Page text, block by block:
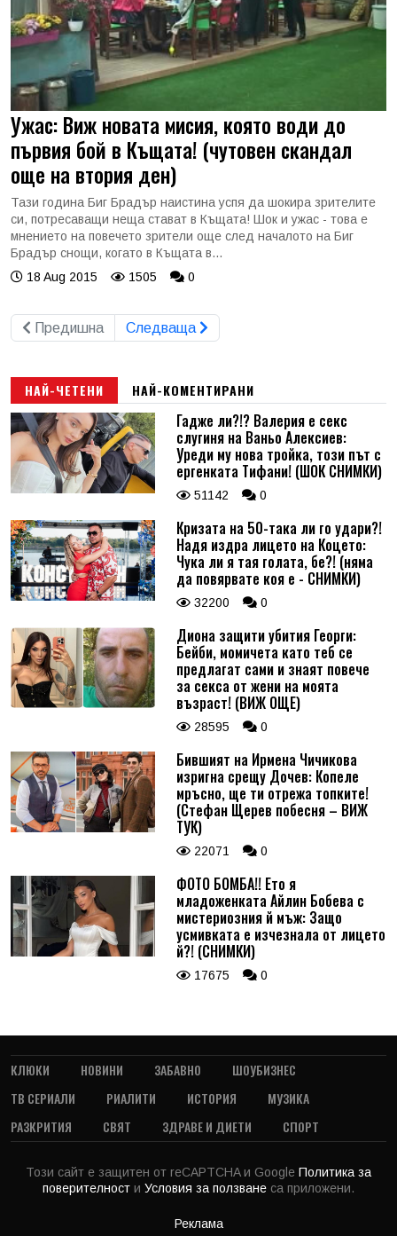
Ужас: Виж новата мисия, която води до
първия бой в Къщата! (чутовен скандал
още на втория ден)
Тази година Биг Брадър наистина успя да шокира зрителите
си, потресаващи неща стават в Къщата! Шок и ужас - това е
мнението на повечето зрители още след началото на Биг
Брадър снощи, когато в Къщата в...
18 Aug 2015
1505 0
Предишна Следваща
НАЙ-ЧЕТЕНИ НАЙ-КОМЕНТИРАНИ
Гадже ли?!? Валерия е секс
слугиня на Ваньо Алексиев:
Уреди му нова тройка, този път с
ергенката Тифани! (ШОК СНИМКИ)
51142 0
Кризата на 50-така ли го удари?!
Надя издра лицето на Коцето:
Чука ли я тая голата, бе?! (няма
да повярвате коя е - СНИМКИ)
32200 0
Диона защити убития Георги:
Бейби, момичета като теб се
предлагат сами и знаят повече
за секса от жени на моята
възраст! (ВИЖ ОЩЕ)
28595 0
Бившият на Ирмена Чичикова
изригна срещу Дочев: Копеле
мръсно, ще ти отрежа топките!
(Стефан Щерев побесня – ВИЖ
ТУК)
22071 0
ФОТО БОМБА!! Ето я
младоженката Айлин Бобева с
мистериозния й мъж: Защо
усмивката е изчезнала от лицето
й?! (СНИМКИ)
17675 0
КЛЮКИ НОВИНИ ЗАБАВНО
ШОУБИЗНЕС
ТВ СЕРИАЛИ
РИАЛИТИ ИСТОРИЯ
МУЗИКА
РАЗКРИТИЯ
СВЯТ ЗДРАВЕ И ДИЕТИ СПОРТ
Този сайт е защитен от reCAPTCHA и Google Политика за
поверителност и Условия за ползване са приложени.
Реклама